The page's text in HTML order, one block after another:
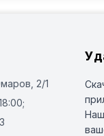
2/1